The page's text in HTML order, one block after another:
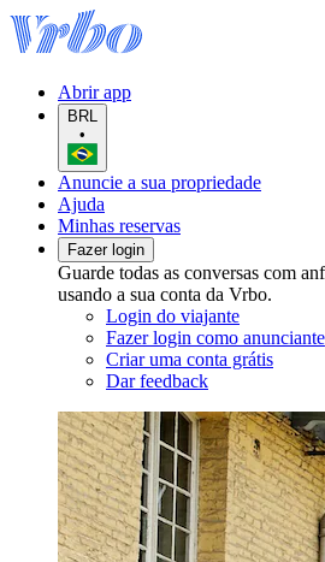
Abrir app
BRL
•
Anuncie a sua propriedade
Ajuda
Minhas reservas
Fazer login
Guarde todas as conversas com
usando a sua conta da Vrbo.
Login do viajante
Fazer login como anunciante
Criar uma conta grátis
Dar feedback